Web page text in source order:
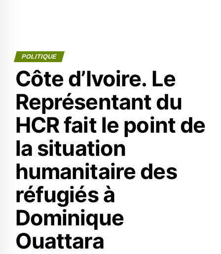
POLITIQUE
Côte d’Ivoire. Le
Représentant du
HCR fait le point de
la situation
humanitaire des
réfugiés à
Dominique
Ouattara